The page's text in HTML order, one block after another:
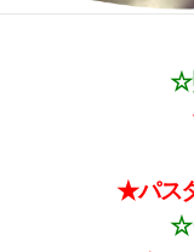
☆
★パス
☆